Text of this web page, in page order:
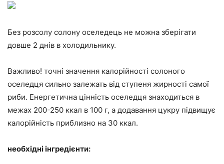
Без розсолу солону оселедець не можна зберігати
довше 2 днів в холодильнику.
Важливо! точні значення калорійності солоного
оселедця сильно залежать від ступеня жирності самої
риби. Енергетична цінність оселедця знаходиться в
межах 200-250 ккал в 100 г, а додавання цукру підвищує
калорійність приблизно на 30 ккал.
необхідні інгредієнти: